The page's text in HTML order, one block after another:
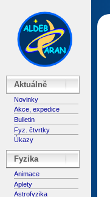
Aktuálně
Novinky
Akce, expedice
Bulletin
Fyz. čtvrtky
Úkazy
Fyzika
Animace
Aplety
Astrofyzika